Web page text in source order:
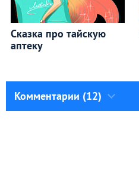
Сказка про тайскую
аптеку
Комментарии (12)